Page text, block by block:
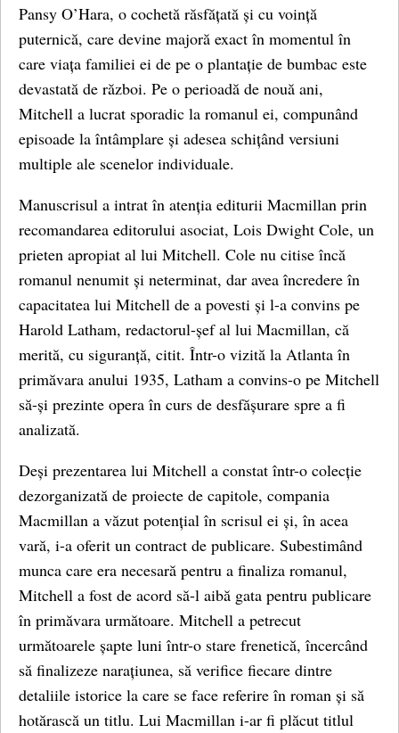
Pansy O’Hara, o cochetă răsfățată și cu voință
puternică, care devine majoră exact în momentul în
care viața familiei ei de pe o plantație de bumbac este
devastată de război. Pe o perioadă de nouă ani,
Mitchell a lucrat sporadic la romanul ei, compunând
episoade la întâmplare și adesea schițând versiuni
multiple ale scenelor individuale.
Manuscrisul a intrat în atenția editurii Macmillan prin
recomandarea editorului asociat, Lois Dwight Cole, un
prieten apropiat al lui Mitchell. Cole nu citise încă
romanul nenumit și neterminat, dar avea încredere în
capacitatea lui Mitchell de a povesti și l-a convins pe
Harold Latham, redactorul-șef al lui Macmillan, că
merită, cu siguranță, citit. Într-o vizită la Atlanta în
primăvara anului 1935, Latham a convins-o pe Mitchell
să-și prezinte opera în curs de desfășurare spre a fi
analizată.
Deși prezentarea lui Mitchell a constat într-o colecție
dezorganizată de proiecte de capitole, compania
Macmillan a văzut potențial în scrisul ei și, în acea
vară, i-a oferit un contract de publicare. Subestimând
munca care era necesară pentru a finaliza romanul,
Mitchell a fost de acord să-l aibă gata pentru publicare
în primăvara următoare. Mitchell a petrecut
următoarele șapte luni într-o stare frenetică, încercând
să finalizeze narațiunea, să verifice fiecare dintre
detaliile istorice la care se face referire în roman și să
hotărască un titlu. Lui Macmillan i-ar fi plăcut titlul